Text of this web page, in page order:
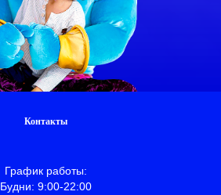
Контакты
График работы:
Будни: 9:00-22:00